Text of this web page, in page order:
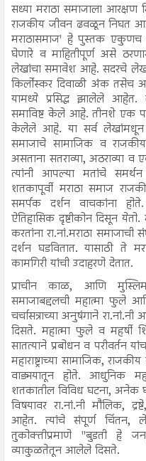
सध्या मराठा समाजाला आरक्षण
राजकीय जीवन ढवळून निघत
मराठासमाज' हे पुस्तक एकुणच
घेणारे व माहितीपूर्ण असे
लेखांचा समावेश आहे. सदरचे लेख
किर्लोस्कर दिवाळी अंक तसेच
यामध्ये प्रसिद्ध झालेले
समाविष्ट केले आहे. तीनशे एक
केलेले आहे. या सर्व लेखांमधून
समाजाचे सामाजिक व
असताना सतराव्या, अठराव्या
त्यांनी आपल्या मतांचे
शतकापूर्वी मराठा समाज
समर्पक दर्शन वाचकांना होते.
ऐतिहासिक दृष्टीकोन दिसून
करतांना रा.नां.मराठा
दर्शन घडवितात. यासाठी ते
कामगिरी यांची उदाहरणे देतात.
प्राचीन काळ, आणि मुस्लिम
समाजाबद्दलची महात्मा फुले
चर्चासत्राच्या अनुषंगाने
दिसते. महात्मा फुले व महर्षी
सातत्याने प्रबोधन व परीवर्तन
महाराष्ट्राच्या सामाजिक,
वाड्मयातून होते. आधुनिक
शतकातील विविध घटना, अनेक
विषयावर रा.नां.नी मौलिक,
आहेत. त्यांचे संपूर्ण चिंतन,
तुकोक्तीप्रमाणे "बुडती हे
व्याकुळतेतून आलेले दिसते.